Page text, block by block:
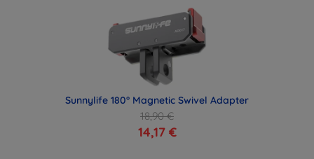
Sunnylife 180° Magnetic Swivel Adapter
18,90 €
14,17 €